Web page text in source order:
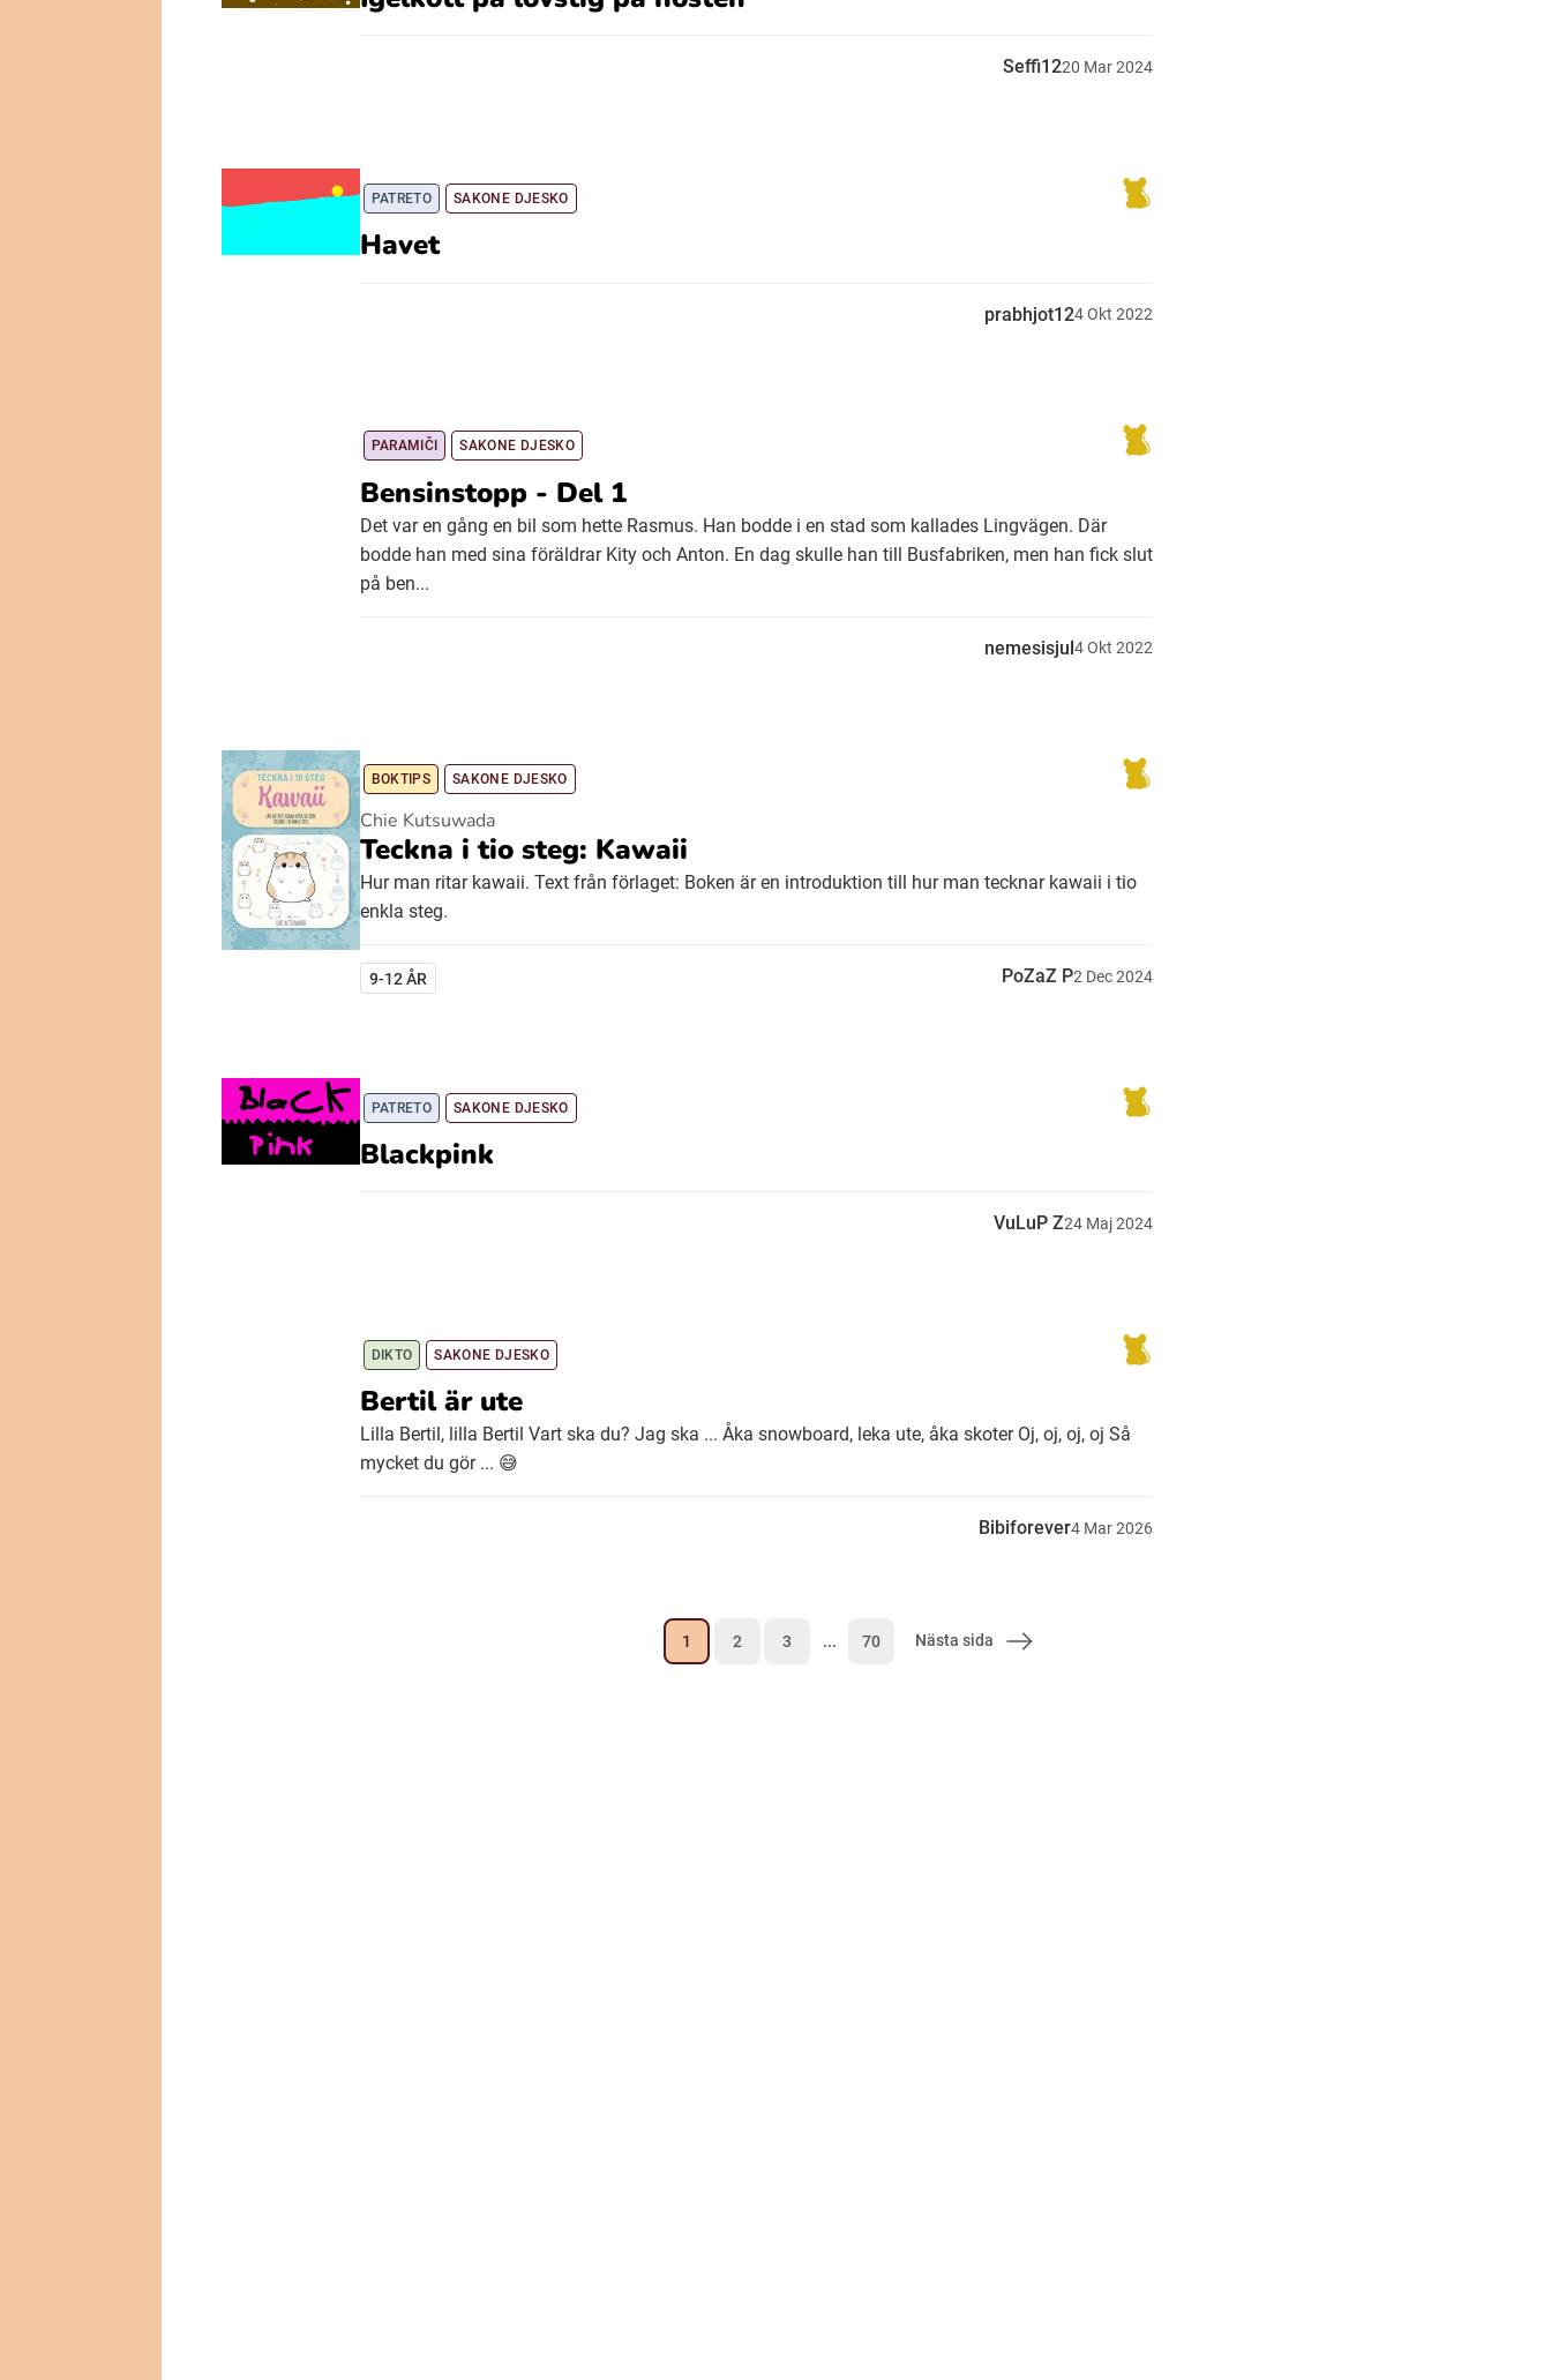
Seffi1220 Mar2024
PATRETO SAKONE DJESKO
Havet
prabhjot124Okt 2022
PARAMIČI SAKONE DJESKO
Bensinstopp - Del 1
Det var en gång en bil som hette Rasmus. Han bodde i en stad som kallades Lingvägen. Där
bodde han med sina föräldrar Kity och Anton. En dag skulle han till Busfabriken, men han fick slut
på ben...
nemesisjul4Okt 2022
BOKTIPS SAKONE DJESKO
Chie Kutsuwada
Teckna i tio steg: Kawaii
Hur man ritar kawaii. Text från förlaget: Boken är en introduktion till hur man tecknar kawaii i tio
enkla steg.
9-12 ÅR PoZaZ P2 Dec2024
PATRETO SAKONE DJESKO
Blackpink
VuLuP Z24 Maj2024
DIKTO SAKONE DJESKO
Bertil är ute
Lilla Bertil, lilla Bertil Vart ska du? Jag ska ... Åka snowboard, leka ute, åka skoter Oj, oj, oj, oj Så
mycket du gör ... 😅
Bibiforever4 Mar2026
1 2 3 ... 70 Nästa sida